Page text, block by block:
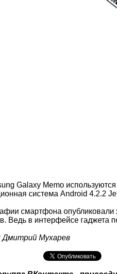
Galaxy Memo
система Android 4.2.2
смартфона
Ведь в интерфейсе гаджета
Дмитрий Мухарев